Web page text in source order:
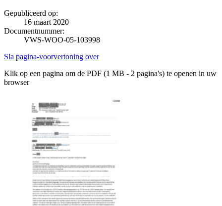
Gepubliceerd op:
16 maart 2020
Documentnummer:
VWS-WOO-05-103998
Sla pagina-voorvertoning over
Klik op een pagina om de PDF (1 MB - 2 pagina's) te openen in uw
browser